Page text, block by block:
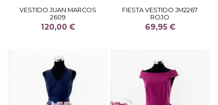
VESTIDO JUAN MARCOS
2609
120,00 €
FIESTA VESTIDO JM2267
ROJO
69,95 €